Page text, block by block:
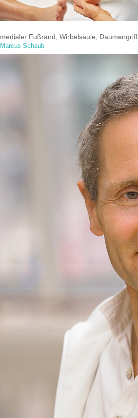
medialer Fußrand, Wirbelsäule, Daumengriff
Marcus Schaub